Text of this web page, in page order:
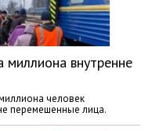
миллиона внутренне
человек
перемешенные лица.